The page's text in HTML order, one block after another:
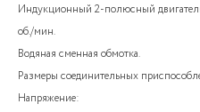
Индукционный 2-полюсный
об./мин.
Водяная сменная обмотка.
Размеры соединительных
Напряжение: